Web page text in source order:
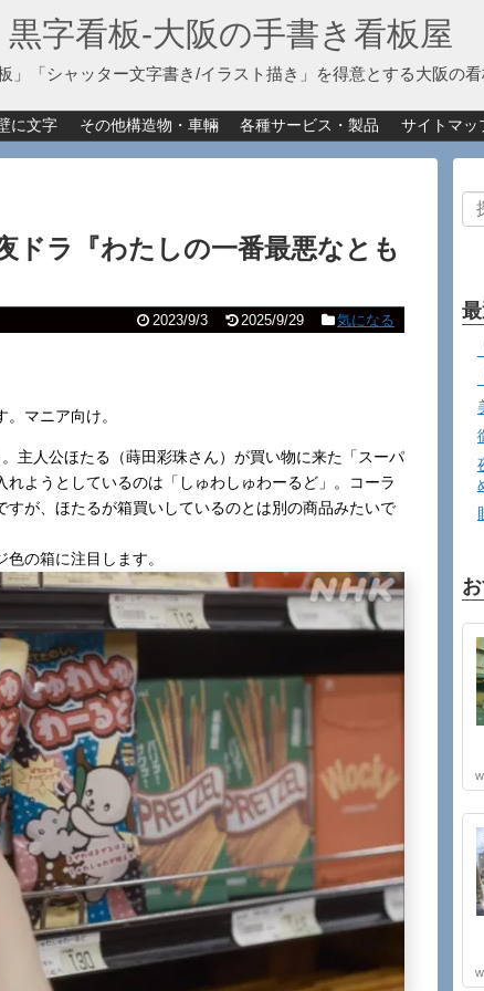
黒字看板‐大阪の手書き看板屋
」「シャッター文字書き/イラスト描き」を得意とする大阪の
に文字 その他構造物・車輛 各種サービス・製品 サイトマッ
ドラ『わたしの一番最悪なとも
2023/9/3 2025/9/29 気になる
マニア向け。
主人公ほたる（蒔田彩珠さん）が買い物に来た「スーパ
ようとしているのは「しゅわしゅわーるど」。コーラ
が、ほたるが箱買いしているのとは別の商品みたいで
の箱に注目します。